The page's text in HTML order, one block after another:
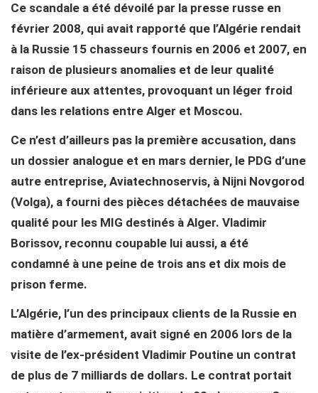
Ce scandale a été dévoilé par la presse russe en
février 2008, qui avait rapporté que l’Algérie rendait
à la Russie 15 chasseurs fournis en 2006 et 2007, en
raison de plusieurs anomalies et de leur qualité
inférieure aux attentes, provoquant un léger froid
dans les relations entre Alger et Moscou.
Ce n’est d’ailleurs pas la première accusation, dans
un dossier analogue et en mars dernier, le PDG d’une
autre entreprise, Aviatechnoservis, à Nijni Novgorod
(Volga), a fourni des pièces détachées de mauvaise
qualité pour les MIG destinés à Alger. Vladimir
Borissov, reconnu coupable lui aussi, a été
condamné à une peine de trois ans et dix mois de
prison ferme.
L’Algérie, l’un des principaux clients de la Russie en
matière d’armement, avait signé en 2006 lors de la
visite de l’ex-président Vladimir Poutine un contrat
de plus de 7 milliards de dollars. Le contrat portait